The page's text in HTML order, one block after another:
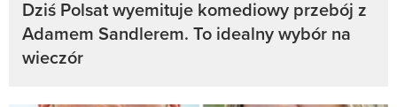
Dziś Polsat wyemituje komediowy przebój z
Adamem Sandlerem. To idealny wybór na
wieczór